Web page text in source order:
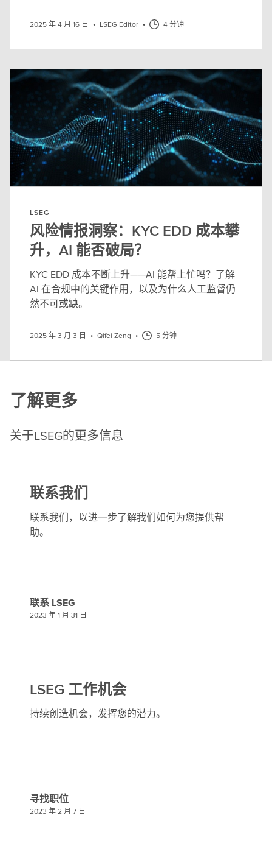
2025 年 4 月 16 日 • LSEG Editor • 4 分钟
LSEG
风险情报洞察：KYC EDD 成本攀
升，AI 能否破局？
KYC EDD 成本不断上升——AI 能帮上忙吗？了解
AI 在合规中的关键作用，以及为什么人工监督仍
然不可或缺。
2025 年 3 月 3 日 • Qifei Zeng • 5 分钟
了解更多
关于LSEG的更多信息
联系我们
联系我们，以进一步了解我们如何为您提供帮
助。
联
L
G
联系 LSEG
2023 年 1 月 31 日
LSEG 工作机会
持续创造机会，发挥您的潜力。
寻
职
寻找职位
2023 年 2 月 7 日